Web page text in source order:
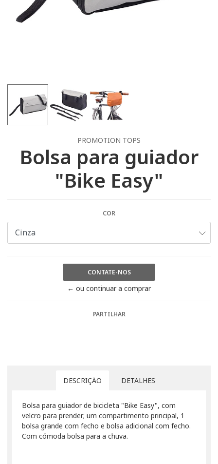
PROMOTION TOPS
Bolsa para guiador
"Bike Easy"
COR
CONTATE-NOS
← ou continuar a comprar
PARTILHAR
DESCRIÇÃO DETALHES
Bolsa para guiador de bicicleta "Bike Easy", com
velcro para prender; um compartimento principal, 1
bolsa grande com fecho e bolsa adicional com fecho.
Com cómoda bolsa para a chuva.